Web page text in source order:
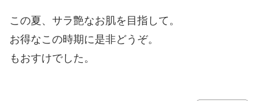
この夏、サラ艶なお肌を目指して。
お得なこの時期に是非どうぞ。
もおすけでした。